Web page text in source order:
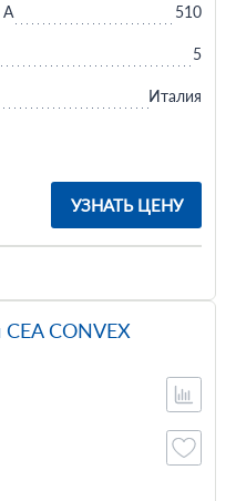
УЗНАТЬ ЦЕНУ
А 510
5
Италия
CONVEX